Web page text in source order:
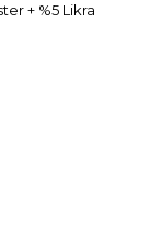
+ %5 Likra